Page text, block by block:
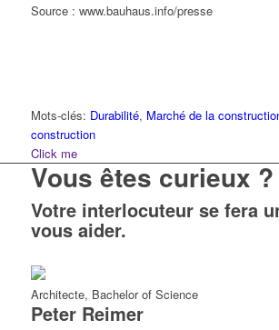
Source : www.bauhaus.info/presse
Mots-clés: Durabilité, Marché de la
construction
Click me
Vous êtes curieux ?
Votre interlocuteur se fera
vous aider.
Architecte, Bachelor of Science
Peter Reimer